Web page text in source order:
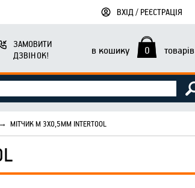
ВХІД / РЕЄСТРАЦІЯ
ЗАМОВИТИ
ДЗВІНОК!
в кошику 0 товарів
→ МІТЧИК М 3Х0,5ММ INTERTOOL